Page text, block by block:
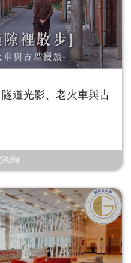
隧道光影、老火車與古
詢